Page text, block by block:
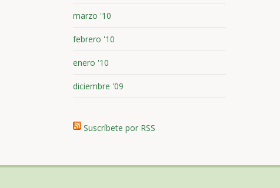
marzo '10
febrero '10
enero '10
diciembre '09
Suscríbete por RSS